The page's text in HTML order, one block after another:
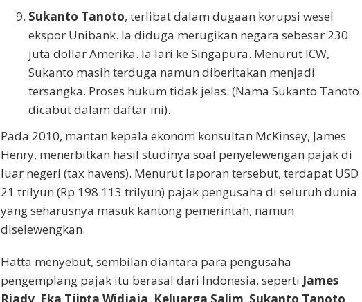
Sukanto Tanoto, terlibat dalam dugaan korupsi wesel
ekspor Unibank. Ia diduga merugikan negara sebesar 230
juta dollar Amerika. Ia lari ke Singapura. Menurut ICW,
Sukanto masih terduga namun diberitakan menjadi
tersangka. Proses hukum tidak jelas. (Nama Sukanto Tanoto
dicabut dalam daftar ini).
Pada 2010, mantan kepala ekonom konsultan McKinsey, James
Henry, menerbitkan hasil studinya soal penyelewengan pajak di
luar negeri (tax havens). Menurut laporan tersebut, terdapat USD
21 trilyun (Rp 198.113 trilyun) pajak pengusaha di seluruh dunia
yang seharusnya masuk kantong pemerintah, namun
diselewengkan.
Hatta menyebut, sembilan diantara para pengusaha
pengemplang pajak itu berasal dari Indonesia, seperti James